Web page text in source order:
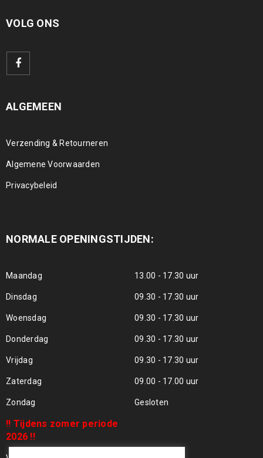
VOLG ONS
ALGEMEEN
Verzending & Retourneren
Algemene Voorwaarden
Privacybeleid
NORMALE OPENINGSTIJDEN:
Maandag 13.00 - 17.30 uur
Dinsdag 09.30 - 17.30 uur
Woensdag 09.30 - 17.30 uur
Donderdag 09.30 - 17.30 uur
Vrijdag 09.30 - 17.30 uur
Zaterdag 09.00 - 17.00 uur
Zondag Gesloten
!! Tijdens zomer periode
2026 !!